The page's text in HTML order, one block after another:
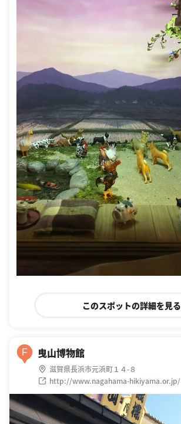
このスポットの詳細を見る
F 曳山博物館
滋賀県長浜市元浜町１４-８
http://www.nagahama-hikiyama.or.jp/